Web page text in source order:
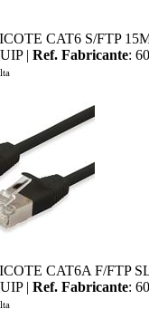
CAT6 S/FTP
| Ref. Fabricante:
CAT6A F/FTP
| Ref. Fabricante: